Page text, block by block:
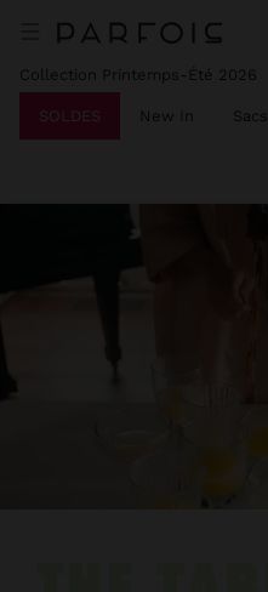
Collection Printemps-Été 2026
SOLDES New In Sacs